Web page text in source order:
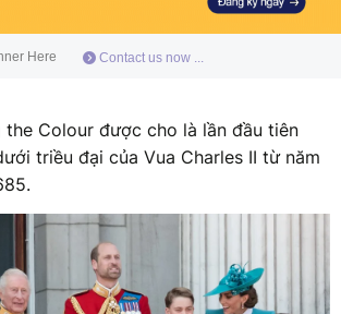
Here Contact us now ...
the Colour được cho là lần đầu tiên
triều đại của Vua Charles II từ năm